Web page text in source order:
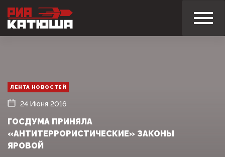
ЛЕНТА НОВОСТЕЙ
24 Июня 2016
ГОСДУМА ПРИНЯЛА
«АНТИТЕРРОРИСТИЧЕСКИЕ» ЗАКОНЫ
ЯРОВОЙ